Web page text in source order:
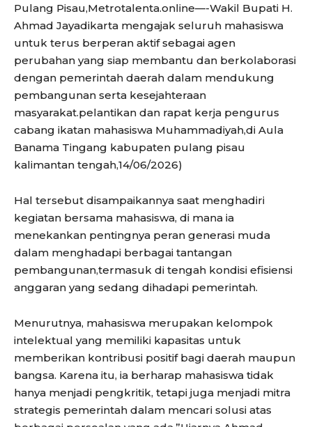
Pulang Pisau,Metrotalenta.online—-Wakil Bupati H.
Ahmad Jayadikarta mengajak seluruh mahasiswa
untuk terus berperan aktif sebagai agen
perubahan yang siap membantu dan berkolaborasi
dengan pemerintah daerah dalam mendukung
pembangunan serta kesejahteraan
masyarakat.pelantikan dan rapat kerja pengurus
cabang ikatan mahasiswa Muhammadiyah,di Aula
Banama Tingang kabupaten pulang pisau
kalimantan tengah,14/06/2026)
Hal tersebut disampaikannya saat menghadiri
kegiatan bersama mahasiswa, di mana ia
menekankan pentingnya peran generasi muda
dalam menghadapi berbagai tantangan
pembangunan,termasuk di tengah kondisi efisiensi
anggaran yang sedang dihadapi pemerintah.
Menurutnya, mahasiswa merupakan kelompok
intelektual yang memiliki kapasitas untuk
memberikan kontribusi positif bagi daerah maupun
bangsa. Karena itu, ia berharap mahasiswa tidak
hanya menjadi pengkritik, tetapi juga menjadi mitra
strategis pemerintah dalam mencari solusi atas